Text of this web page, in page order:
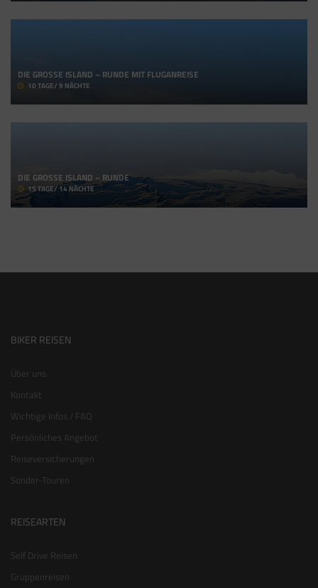
DIE GROSSE ISLAND – RUNDE MIT FLUGANREISE
10 TAGE/ 9 NÄCHTE
DIE GROSSE ISLAND – RUNDE
15 TAGE/ 14 NÄCHTE
BIKER REISEN
Über uns
Kontakt
Wichtige Infos / FAQ
Persönliches Angebot
Reiseversicherungen
Sonder-Touren
REISEARTEN
Self Drive Reisen
Gruppenreisen